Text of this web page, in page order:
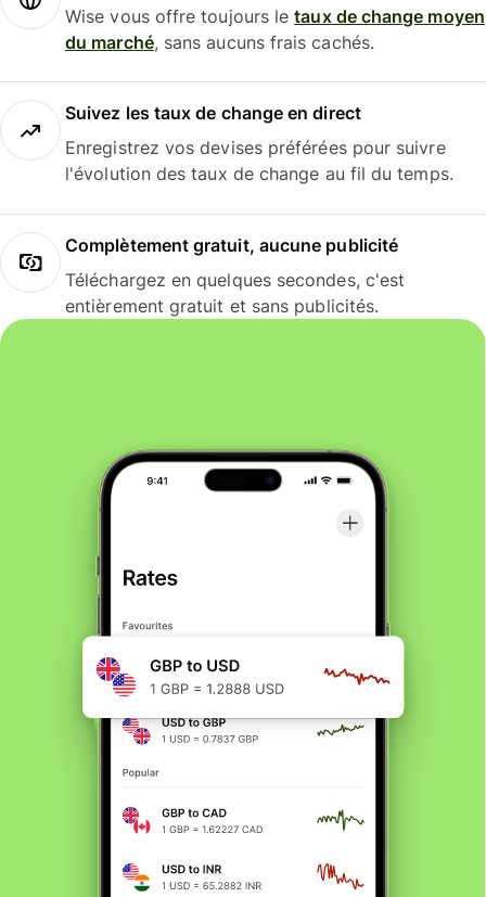
Wise vous offre toujours letaux de change moyen
du marché, sans aucuns frais cachés.
Suivez les taux de change en direct
Enregistrez vos devises préférées pour suivre
l'évolution des taux de change au fil du temps.
Complètement gratuit, aucune publicité
Téléchargez en quelques secondes, c'est
entièrement gratuit et sans publicités.